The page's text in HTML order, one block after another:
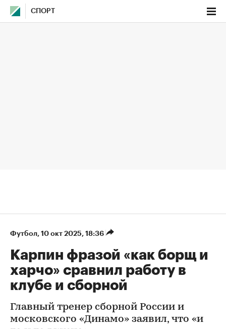
СПОРТ
Футбол⁠, 10 окт 2025, 18:36
Карпин фразой «как борщ и
харчо» сравнил работу в
клубе и сборной
Главный тренер сборной России и
московского «Динамо» заявил, что «и